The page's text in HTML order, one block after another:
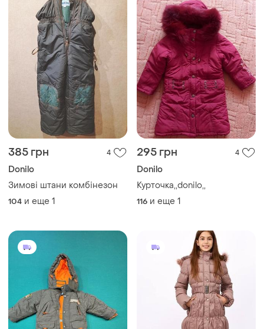
385 грн 4
Donilo
Зимові штани комбінезон
104 и еще 1
295 грн 4
Donilo
Курточка,,donilo,,
116 и еще 1